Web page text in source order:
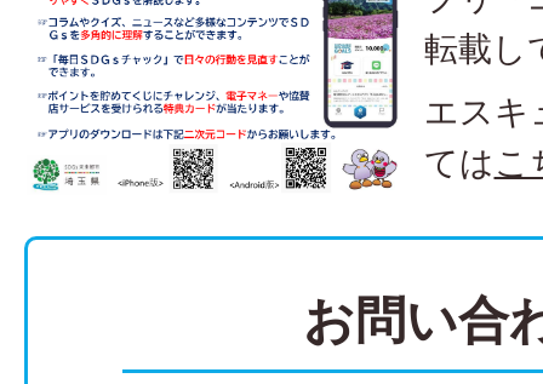
転載し
エスキ
てはこ
お問い合